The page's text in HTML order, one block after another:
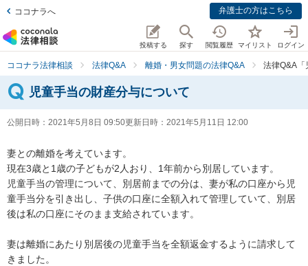
ココナラへ 弁護士の方はこちら
投稿する 探す 閲覧履歴 マイリスト ログイン
ココナラ法律相談 法律Q&A 離婚・男女問題の法律Q&A 法律Q&A「
児童手当の財産分与について
公開日時： 2021年5月8日 09:50更新日時： 2021年5月11日 12:00
妻との離婚を考えています。
現在3歳と1歳の子どもが2人おり、1年前から別居しています。
児童手当の管理について、別居前までの分は、妻が私の口座から児
童手当分を引き出し、子供の口座に全額入れて管理していて、別居
後は私の口座にそのまま支給されています。
妻は離婚にあたり別居後の児童手当を全額返金するように請求して
きました。